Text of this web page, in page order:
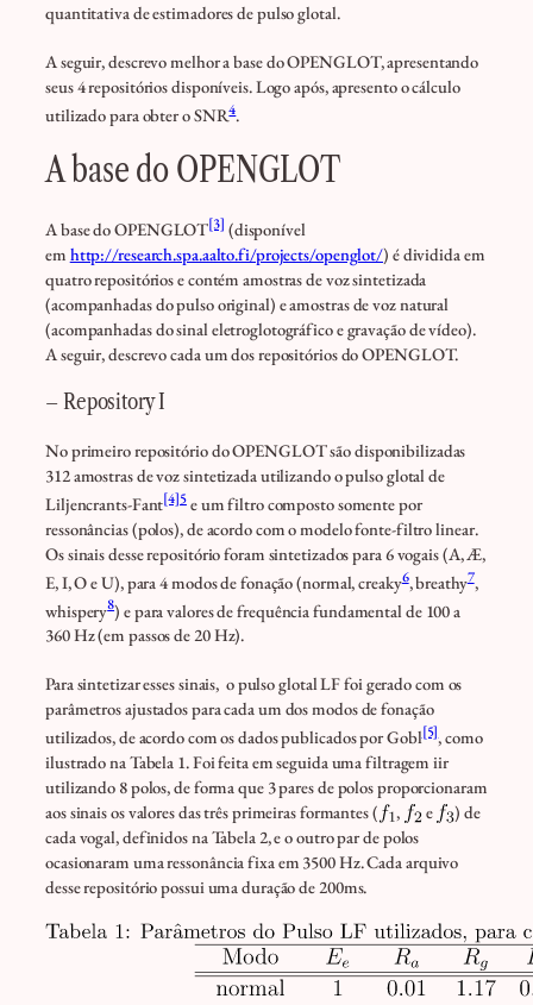
quantitativa de estimadores de pulso glotal.
A seguir, descrevo melhor a base do OPENGLOT, apresentando
seus 4 repositórios disponíveis. Logo após, apresento o cálculo
utilizado para obter o SNR4.
A base do OPENGLOT
A base do OPENGLOT[3] (disponível
em http://research.spa.aalto.fi/projects/openglot/) é dividida em
quatro repositórios e contém amostras de voz sintetizada
(acompanhadas do pulso original) e amostras de voz natural
(acompanhadas do sinal eletroglotográfico e gravação de vídeo).
A seguir, descrevo cada um dos repositórios do OPENGLOT.
– Repository I
No primeiro repositório do OPENGLOT são disponibilizadas
312 amostras de voz sintetizada utilizando o pulso glotal de
Liljencrants-Fant[4]5e um filtro composto somente por
ressonâncias (polos), de acordo com o modelo fonte-filtro linear.
Os sinais desse repositório foram sintetizados para 6 vogais (A, Æ,
E, I, O e U), para 4 modos de fonação (normal, creaky6, breathy7,
whispery8) e para valores de frequência fundamental de 100 a
360 Hz (em passos de 20 Hz).
Para sintetizar esses sinais, o pulso glotal LF foi gerado com os
parâmetros ajustados para cada um dos modos de fonação
utilizados, de acordo com os dados publicados por Gobl[5], como
ilustrado na Tabela 1. Foi feita em seguida uma filtragem iir
utilizando 8 polos, de forma que 3 pares de polos proporcionaram
aos sinais os valores das três primeiras formantes (
, e
) de
cada vogal, definidos na Tabela 2, e o outro par de polos
ocasionaram uma ressonância fixa em 3500 Hz. Cada arquivo
desse repositório possui uma duração de 200ms.